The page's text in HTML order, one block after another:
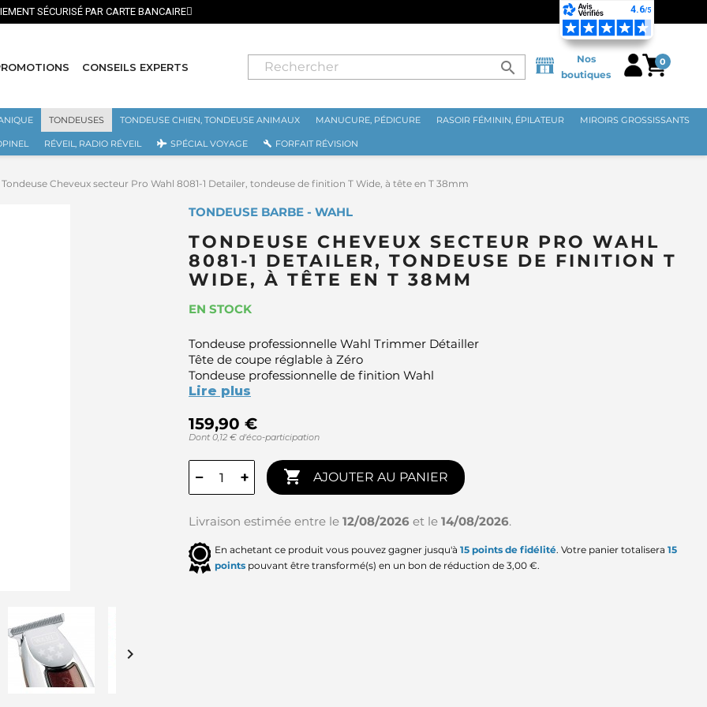
CONSEILS EXPERTS search
Nos
boutiques
0
TONDEUSES TONDEUSE CHIEN, TONDEUSE ANIMAUX MANUCURE, PÉDICURE RASOIR FÉMININ, ÉPILATEUR MIROIRS GROSSISSANTS
RÉVEIL, RADIO RÉVEIL SPÉCIAL VOYAGE FORFAIT RÉVISION
Tondeuse Cheveux secteur Pro Wahl 8081-1 Detailer, tondeuse de finition T Wide, à tête en T 38mm

TONDEUSE BARBE - WAHL
TONDEUSE CHEVEUX SECTEUR PRO WAHL
8081-1 DETAILER, TONDEUSE DE FINITION T
WIDE, À TÊTE EN T 38MM
EN STOCK
Tondeuse professionnelle Wahl Trimmer Détailler
Tête de coupe réglable à Zéro
Tondeuse professionnelle de finition Wahl
Lire plus
159,90 €
Dont 0,12 € d'éco-participation
− +  AJOUTER AU PANIER
Livraison estimée entre le 12/08/2026 et le 14/08/2026.
En achetant ce produit vous pouvez gagner jusqu'à 15 points de fidélité. Votre panier totalisera 15
points pouvant être transformé(s) en un bon de réduction de 3,00 €.